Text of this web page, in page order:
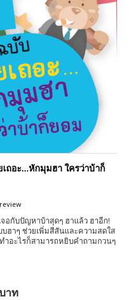
ถอะ...หักมุมฮา ใครว่าบ้าก็
อกับปัญหาบ้าสุดๆ ฮาแล้ว ฮาอีก!
ฮาๆ ช่วยเพิ่มสีสันและความสดใส
อะไรก็สามารถหยิบคำถามกวนๆ
าท